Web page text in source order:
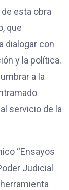
esta obra
que
dialogar con
y la política.
a la
servicio de la
“Ensayos
Judicial